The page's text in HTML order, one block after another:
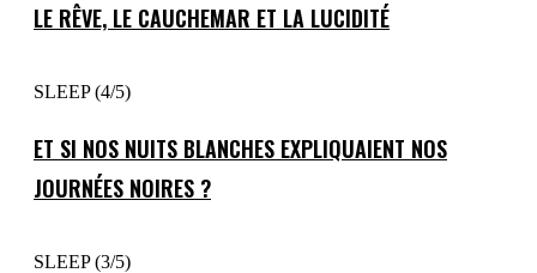
LE RÊVE, LE CAUCHEMAR ET LA LUCIDITÉ
SLEEP (4/5)
ET SI NOS NUITS BLANCHES EXPLIQUAIENT NOS
JOURNÉES NOIRES ?
SLEEP (3/5)